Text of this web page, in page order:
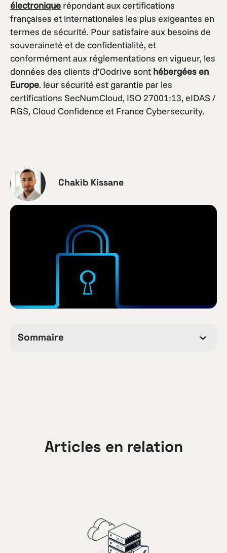
électronique répondant aux certifications
françaises et internationales les plus exigeantes en
termes de sécurité. Pour satisfaire aux besoins de
souveraineté et de confidentialité, et
conformément aux réglementations en vigueur, les
données des clients d’Oodrive sont hébergées en
Europe. leur sécurité est garantie par les
certifications SecNumCloud, ISO 27001:13, eIDAS /
RGS, Cloud Confidence et France Cybersecurity.
Chakib Kissane
Sommaire
Articles en relation